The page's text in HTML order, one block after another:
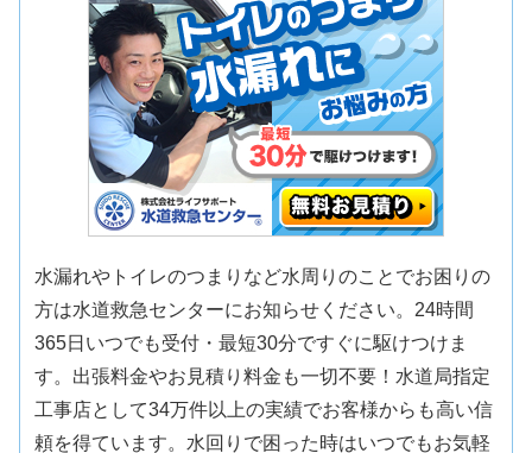
水漏れやトイレのつまりなど水周りのことでお困りの
方は水道救急センターにお知らせください。24時間
365日いつでも受付・最短30分ですぐに駆けつけま
す。出張料金やお見積り料金も一切不要！水道局指定
工事店として34万件以上の実績でお客様からも高い信
頼を得ています。水回りで困った時はいつでもお気軽